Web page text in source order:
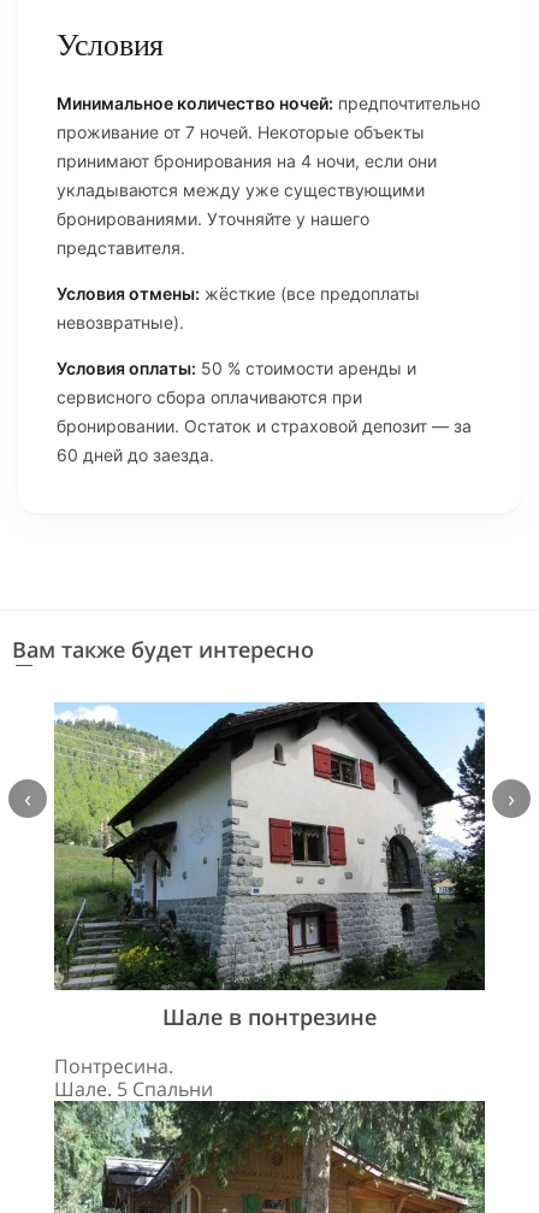
Условия
Минимальное количество ночей: предпочтительно
проживание от 7 ночей. Некоторые объекты
принимают бронирования на 4 ночи, если они
укладываются между уже существующими
бронированиями. Уточняйте у нашего
представителя.
Условия отмены: жёсткие (все предоплаты
невозвратные).
Условия оплаты: 50 % стоимости аренды и
сервисного сбора оплачиваются при
бронировании. Остаток и страховой депозит — за
60 дней до заезда.
Вам также будет интересно
Шале в понтрезине
Понтресина.
Шале. 5 Спальни
‹ ›